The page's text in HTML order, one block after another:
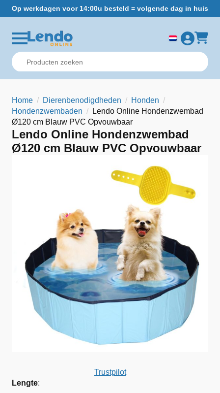
Op werkdagen voor 14:00u besteld = volgende dag in huis
Home Dierenbenodigdheden
Honden
Hondenzwembaden
Lendo Online Hondenzwembad
Ø120 cm Blauw PVC Opvouwbaar
Lendo Online Hondenzwembad
Ø120 cm Blauw PVC Opvouwbaar
Trustpilot
Lengte: